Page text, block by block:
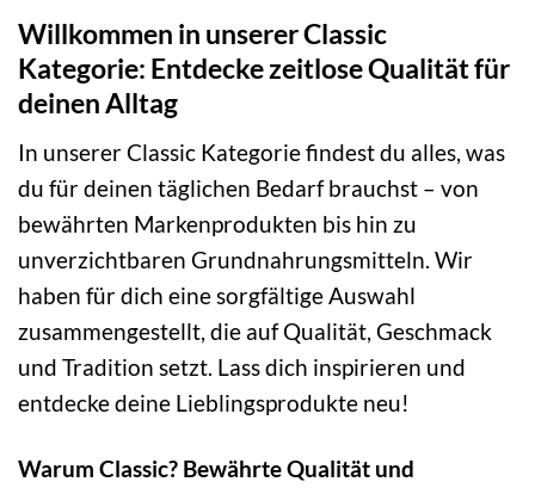
Willkommen in unserer Classic
Kategorie: Entdecke zeitlose Qualität für
deinen Alltag
In unserer Classic Kategorie findest du alles, was
du für deinen täglichen Bedarf brauchst – von
bewährten Markenprodukten bis hin zu
unverzichtbaren Grundnahrungsmitteln. Wir
haben für dich eine sorgfältige Auswahl
zusammengestellt, die auf Qualität, Geschmack
und Tradition setzt. Lass dich inspirieren und
entdecke deine Lieblingsprodukte neu!
Warum Classic? Bewährte Qualität und